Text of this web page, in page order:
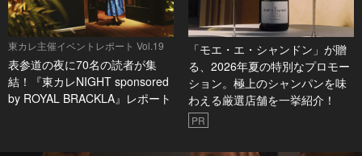
東カレ主催イベントレポート Vol.19
表参道の夜に70名の読者が集
結！『東カレNIGHT sponsored
by ROYAL BRACKLA』レポート
「モエ・エ・シャンドン」が贈
る、2026年夏の特別なプロモー
ション。極上のシャンパンを味
わえる厳選店舗を一挙紹介！
PR